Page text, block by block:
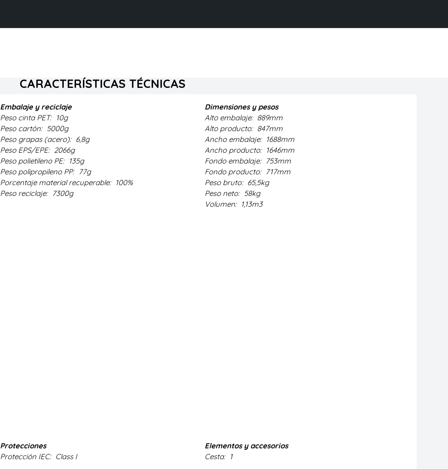
CARACTERÍSTICAS TÉCNICAS
Embalaje y reciclaje
Peso cinta PET: 10g
Peso cartón: 5000g
Peso grapas (acero): 6,8g
Peso EPS/EPE: 2066g
Peso polietileno PE: 135g
Peso polipropileno PP: 77g
Porcentaje material recuperable: 100%
Peso reciclaje: 7300g
Dimensiones y pesos
Alto embalaje: 889mm
Alto producto: 847mm
Ancho embalaje: 1688mm
Ancho producto: 1646mm
Fondo embalaje: 753mm
Fondo producto: 717mm
Peso bruto: 65,5kg
Peso neto: 58kg
Volumen: 1,13m3
Protecciones
Protección IEC: Class I
Elementos y accesorios
Cesta: 1